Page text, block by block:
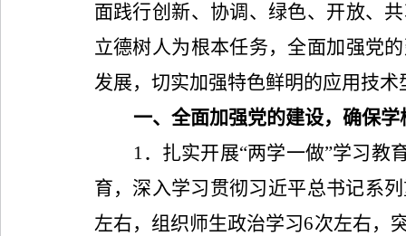
面践行创新、协调、绿色、开放、
立德树人为根本任务，全面加强党
发展，切实加强特色鲜明的应用技术
一、全面加强党的建设，确保学
1．扎实开展“两学一做”学习教
育，深入学习贯彻习近平总书记系
左右，组织师生政治学习6次左右，